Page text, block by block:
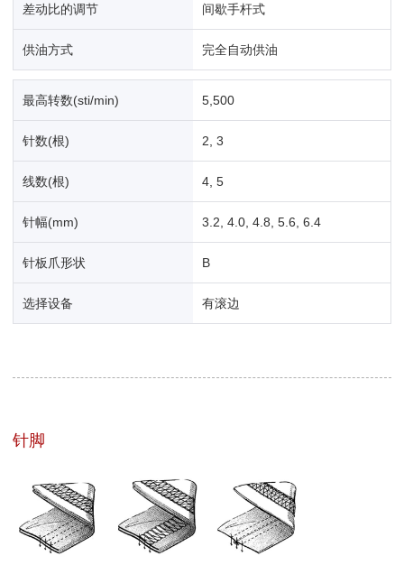
差动比的调节 间歇手杆式
供油方式 完全自动供油
最高转数(sti/min) 5,500
针数(根) 2, 3
线数(根) 4, 5
针幅(mm) 3.2, 4.0, 4.8, 5.6, 6.4
针板爪形状 B
选择设备 有滚边
针脚